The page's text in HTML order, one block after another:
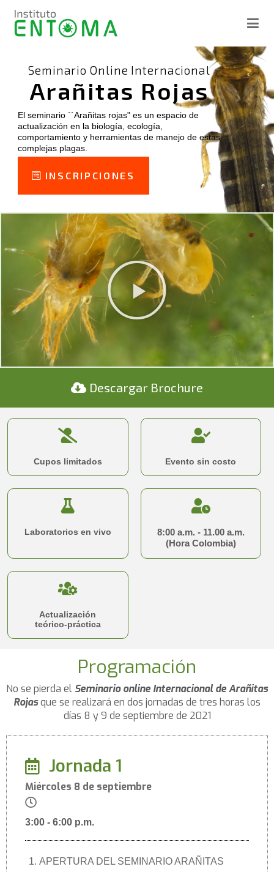
Seminario Online Internacional
Arañitas Rojas
El seminario ``Arañitas rojas" es un espacio de
actualización en la biología, ecología,
comportamiento y herramientas de manejo de estas
complejas plagas.
INSCRIPCIONES
Descargar Brochure
Cupos limitados Evento sin costo
Laboratorios en vivo
8:00 a.m. - 11.00 a.m.
(Hora Colombia)
Actualización
teórico-práctica
Programación
No se pierda el Seminario online Internacional de Arañitas
Rojasque se realizará en dos jornadas de tres horas los
días 8 y 9 de septiembre de 2021
Jornada 1
Miércoles 8 de septiembre
3:00 - 6:00 p.m.
APERTURA DEL SEMINARIO ARAÑITAS